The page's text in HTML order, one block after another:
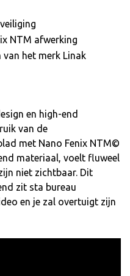
NTM afwerking
het merk Linak
en high-end
van de
met Nano Fenix NTM©
materiaal, voelt fluweel
niet zichtbaar. Dit
zit sta bureau
en je zal overtuigt zijn